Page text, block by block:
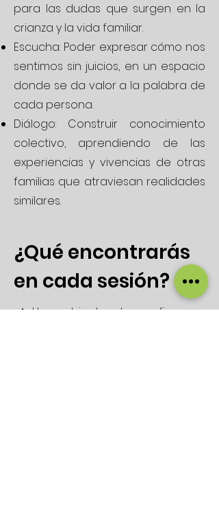
para las dudas que surgen en la
crianza y la vida familiar.
Escucha: Poder expresar cómo nos
sentimos sin juicios, en un espacio
donde se da valor a la palabra de
cada persona.
Diálogo: Construir conocimiento
colectivo, aprendiendo de las
experiencias y vivencias de otras
familias que atraviesan realidades
similares.
¿Qué encontrarás
en cada sesión?
✔️ Un ambiente de confianza y